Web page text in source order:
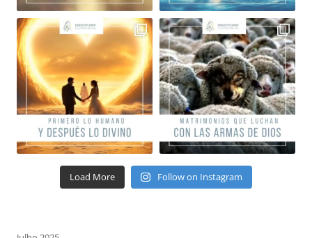
Load More Follow on Instagram